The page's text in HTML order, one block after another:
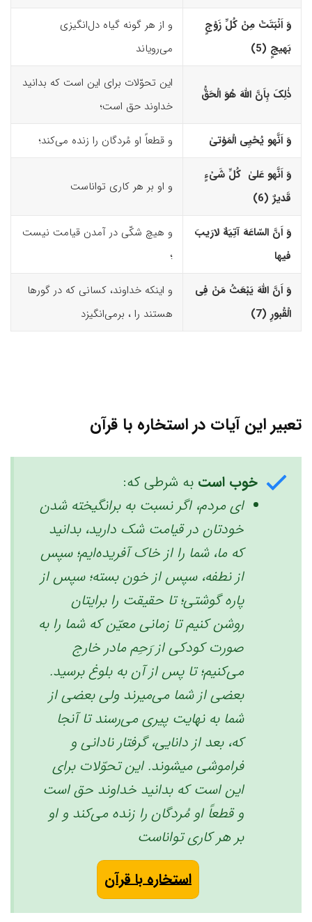
وَ اَنْبَتَتْ مِنْ کُلِّ زَوْجٍ
بَهیجٍ (5)‏
و از هر گونه گیاه دل‌انگیزی
می‌رویاند
ذٰلِکَ بِاَنَّ اللّهَ هُوَ الْحَقُّ
این تحوّلات برای این است که بدانید
خداوند حق است؛
وَ اَنَّهو یُحْیِى الْمَوْتیٰ و قطعاً او مُردگان را زنده می‌کند؛
وَ اَنَّهو عَلیٰ کُلِّ شَىْءٍ
قَدیرٌ (6)‏
و او بر هر کاری تواناست
وَ اَنَّ السّاعَهَ آتِیَهٌ لارَیبَ
فیها
و هیچ شکّی در آمدن قیامت نیست
؛
وَ اَنَّ اللّهَ یَبْعَثُ مَنْ فِى
الْقُبورِ (7)‏
و اینکه خداوند، کسانی که در گورها
هستند را ، برمی‌انگیزد
تعبیر این آیات در استخاره با قرآن
خوب است به شرطی که:
ای مردم، اگر نسبت به برانگیخته شدن
خودتان در قیامت شک دارید، بدانید
که ما، شما را از خاک آفریده‌ایم؛ ‌‌سپس
از نطفه‌، سپس از خون بسته‌؛ سپس از
پاره گوشتی؛ تا حقیقت را برایتان
روشن کنیم تا زمانی معیّن که شما را به
صورت کودکی از رَحِم مادر خارج
می‌کنیم؛ تا پس از آن به بلوغ برسید.
بعضی از شما می‌میرند ولی بعضی از
شما به نهایت پیری می‌رسند تا آنجا
که، بعد از دانایی، گرفتار نادانی و
فراموشی میشوند. این تحوّلات برای
این است که بدانید خداوند حق است
و قطعاً او مُردگان را زنده می‌کند و او
بر هر کاری تواناست ‏
استخاره با قرآن